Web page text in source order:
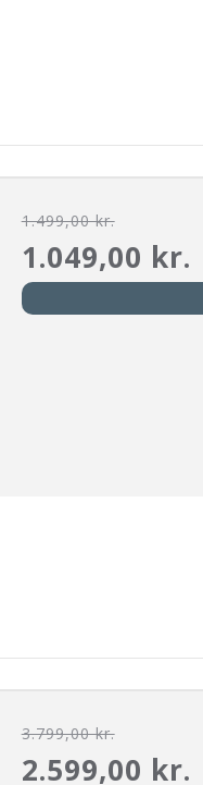
1.499,00 kr.
1.049,00 kr.
3.799,00 kr.
2.599,00 kr.